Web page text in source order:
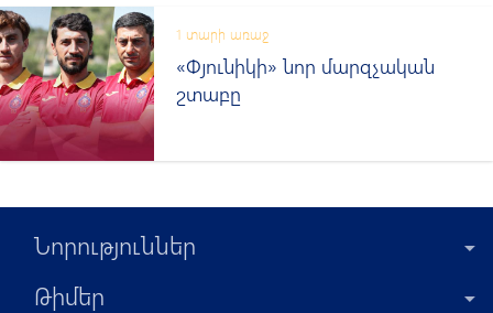
1 տարի առաջ
«Փյունիկի» նոր մարզչական
շտաբը
Նորություններ
Թիմեր